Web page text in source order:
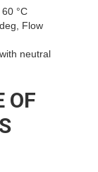
°C
Flow
neutral
OF